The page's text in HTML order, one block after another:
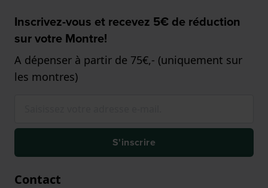
Inscrivez-vous et recevez 5€ de réduction
sur votre Montre!
A dépenser à partir de 75€,- (uniquement sur
les montres)
S'inscrire
Contact